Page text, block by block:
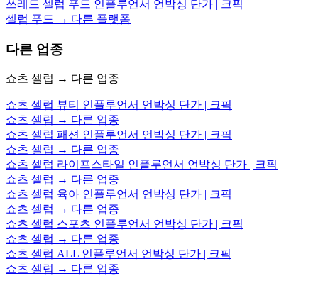
쓰레드 셀럽 푸드 인플루언서 언박싱 단가 | 크픽
셀럽 푸드 → 다른 플랫폼
다른 업종
쇼츠 셀럽 → 다른 업종
쇼츠 셀럽 뷰티 인플루언서 언박싱 단가 | 크픽
쇼츠 셀럽 → 다른 업종
쇼츠 셀럽 패션 인플루언서 언박싱 단가 | 크픽
쇼츠 셀럽 → 다른 업종
쇼츠 셀럽 라이프스타일 인플루언서 언박싱 단가 | 크픽
쇼츠 셀럽 → 다른 업종
쇼츠 셀럽 육아 인플루언서 언박싱 단가 | 크픽
쇼츠 셀럽 → 다른 업종
쇼츠 셀럽 스포츠 인플루언서 언박싱 단가 | 크픽
쇼츠 셀럽 → 다른 업종
쇼츠 셀럽 ALL 인플루언서 언박싱 단가 | 크픽
쇼츠 셀럽 → 다른 업종